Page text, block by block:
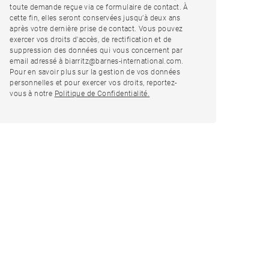
toute demande reçue via ce formulaire de contact. À
cette fin, elles seront conservées jusqu’à deux ans
après votre dernière prise de contact. Vous pouvez
exercer vos droits d'accès, de rectification et de
suppression des données qui vous concernent par
email adressé à biarritz@barnes-international.com.
Pour en savoir plus sur la gestion de vos données
personnelles et pour exercer vos droits, reportez-
vous à notre Politique de Confidentialité.